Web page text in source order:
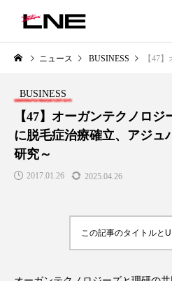
グローバルビューティ＆ヘルスケアビジネス誌
LIFESTYLE
ニュース BUSINESS 【47】オーガン
BUSINESS
【47】オーガンテクノロ
に脱毛症治療確立、アジュ
研究～
2017.01.26 2025.04.26
この記事のタイトルと